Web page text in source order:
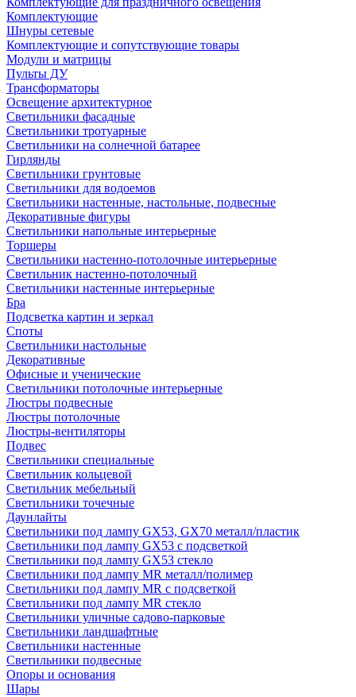
Комплектующие
Шнуры сетевые
Комплектующие и сопутствующие товары
Модули и матрицы
Пульты ДУ
Трансформаторы
Освещение архитектурное
Светильники фасадные
Светильники тротуарные
Светильники на солнечной батарее
Гирлянды
Светильники грунтовые
Светильники для водоемов
Светильники настенные, настольные, подвесные
Декоративные фигуры
Светильники напольные интерьерные
Торшеры
Светильники настенно-потолочные интерьерные
Светильник настенно-потолочный
Светильники настенные интерьерные
Бра
Подсветка картин и зеркал
Споты
Светильники настольные
Декоративные
Офисные и ученические
Светильники потолочные интерьерные
Люстры подвесные
Люстры потолочные
Люстры-вентиляторы
Подвес
Светильники специальные
Светильник кольцевой
Светильник мебельный
Светильники точечные
Даунлайты
Светильники под лампу GX53, GX70 металл/пластик
Светильники под лампу GX53 с подсветкой
Светильники под лампу GX53 стекло
Светильники под лампу MR металл/полимер
Светильники под лампу MR с подсветкой
Светильники под лампу MR стекло
Светильники уличные садово-парковые
Светильники ландшафтные
Светильники настенные
Светильники подвесные
Опоры и основания
Шары